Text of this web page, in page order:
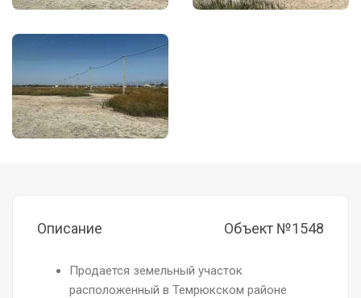
Описание Объект №1548
Продается земельный участок
расположенный в Темрюкском районе